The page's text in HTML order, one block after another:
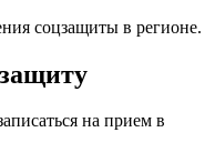
соцзащиты в регионе.
на прием в